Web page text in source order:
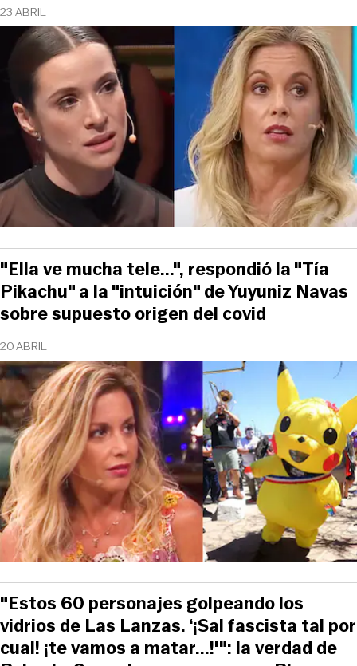
23 ABRIL
20 ABRIL
"Ella ve mucha tele...", respondió la "Tía
Pikachu" a la "intuición" de Yuyuniz Navas
sobre supuesto origen del covid
"Estos 60 personajes golpeando los
vidrios de Las Lanzas. ‘¡Sal fascista tal por
cual! ¡te vamos a matar...!'": la verdad de